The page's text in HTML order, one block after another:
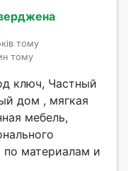
тому
тому
ключ, Частный
дом , мягкая
мебель,
по материалам и